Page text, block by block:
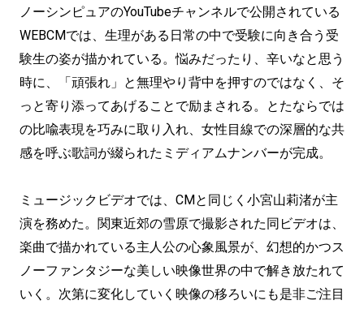
ノーシンピュアのYouTubeチャンネルで公開されている
WEBCMでは、生理がある日常の中で受験に向き合う受
験生の姿が描かれている。悩みだったり、辛いなと思う
時に、「頑張れ」と無理やり背中を押すのではなく、そ
っと寄り添ってあげることで励まされる。とたならでは
の比喩表現を巧みに取り入れ、女性目線での深層的な共
感を呼ぶ歌詞が綴られたミディアムナンバーが完成。
ミュージックビデオでは、CMと同じく小宮山莉渚が主
演を務めた。関東近郊の雪原で撮影された同ビデオは、
楽曲で描かれている主人公の心象風景が、幻想的かつス
ノーファンタジーな美しい映像世界の中で解き放たれて
いく。次第に変化していく映像の移ろいにも是非ご注目